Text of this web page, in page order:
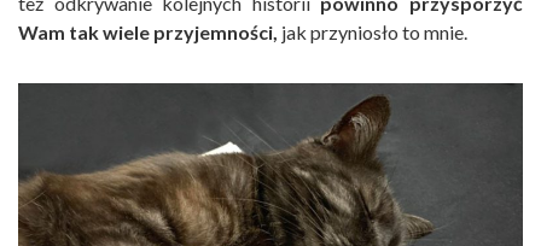
Wam tak wiele przyjemności, jak przyniosło to mnie.